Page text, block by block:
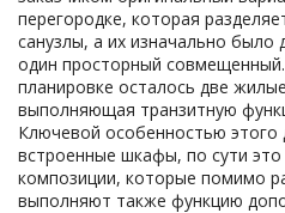
перегородке, которая
санузлы, а их изначально
один просторный
планировке осталось две
выполняющая транзитную
Ключевой особенностью этого
встроенные шкафы, по сути
композиции, которые помимо
выполняют также функцию